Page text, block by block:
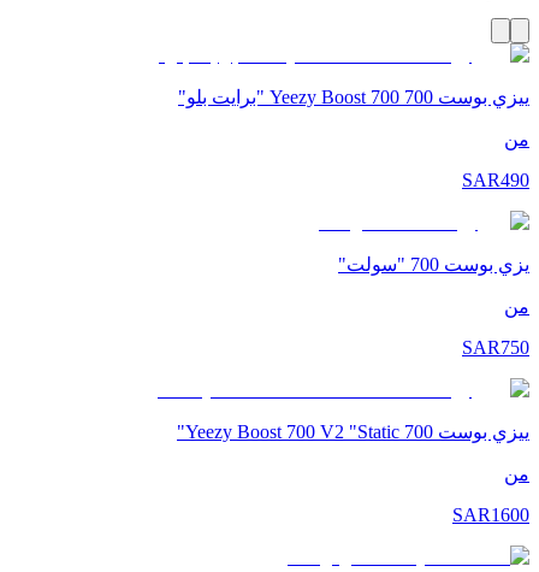
ييزي بوست 700 Yeezy Boost 700 "برايت بلو"
من
SAR490
يزي بوست 700 "سولت"
من
SAR750
ييزي بوست 700 Yeezy Boost 700 V2 "Static"
من
SAR1600